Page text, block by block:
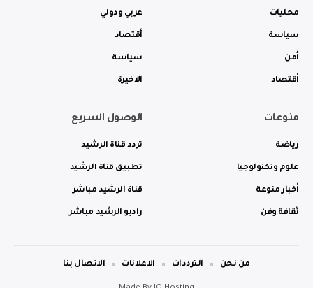
محليات
سياسة
أمن
أقتصاد
عربي ودولي
أقتصاد
سياسة
الاخيرة
منوعات
رياضة
علوم وتكنولوجيا
أخبار منوعة
ثقافة وفن
الوصول السريع
تردد قناة الرشيد
تطبيق قناة الرشيد
قناة الرشيد مباشر
راديو الرشيد مباشر
من نحن الترددات الاعلانات الاتصال بنا